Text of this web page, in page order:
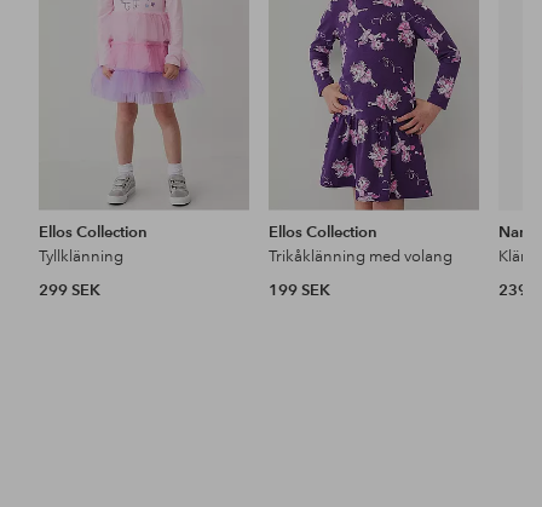
Ellos Collection
Tyllklänning
299 SEK
Ellos Collection
Trikåklänning med volang
199 SEK
239